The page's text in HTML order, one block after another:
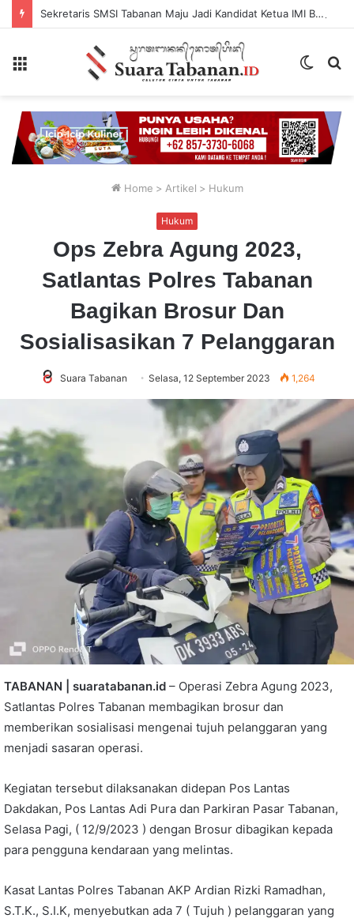
Sekretaris SMSI Tabanan Maju Jadi Kandidat Ketua IMI Bali, Ketua SMSI Tabanan Berikan Dukungan
Switch
Home > Artikel > Hukum
Hukum
Ops Zebra Agung 2023,
Satlantas Polres Tabanan
Bagikan Brosur Dan
Sosialisasikan 7 Pelanggaran
Suara Tabanan Selasa, 12 September 2023 1,264
TABANAN | suaratabanan.id – Operasi Zebra Agung 2023,
Satlantas Polres Tabanan membagikan brosur dan
memberikan sosialisasi mengenai tujuh pelanggaran yang
menjadi sasaran operasi.
Kegiatan tersebut dilaksanakan didepan Pos Lantas
Dakdakan, Pos Lantas Adi Pura dan Parkiran Pasar Tabanan,
Selasa Pagi, ( 12/9/2023 ) dengan Brosur dibagikan kepada
para pengguna kendaraan yang melintas.
Kasat Lantas Polres Tabanan AKP Ardian Rizki Ramadhan,
S.T.K., S.I.K, menyebutkan ada 7 ( Tujuh ) pelanggaran yang